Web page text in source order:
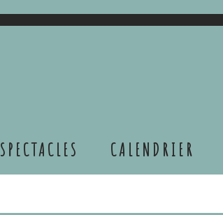
SPECTACLES CALENDRIER